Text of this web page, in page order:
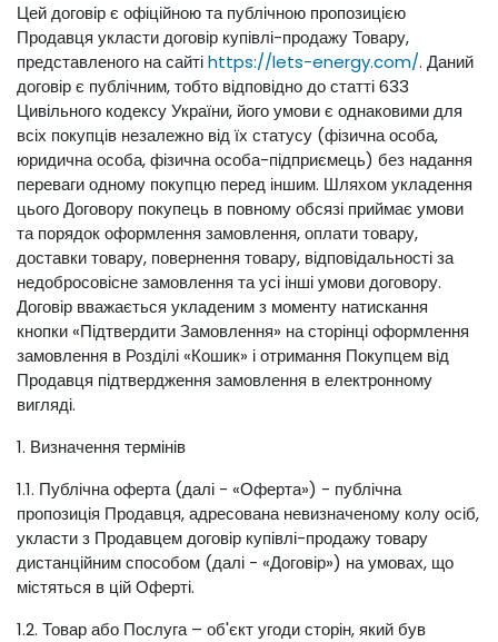
Цей договір є офіційною та публічною пропозицією
Продавця укласти договір купівлі-продажу Товару,
представленого на сайтіhttps://lets-energy.com/. Даний
договір є публічним, тобто відповідно до статті 633
Цивільного кодексу України, його умови є однаковими для
всіх покупців незалежно від їх статусу (фізична особа,
юридична особа, фізична особа-підприємець) без надання
переваги одному покупцю перед іншим. Шляхом укладення
цього Договору покупець в повному обсязі приймає умови
та порядок оформлення замовлення, оплати товару,
доставки товару, повернення товару, відповідальності за
недобросовісне замовлення та усі інші умови договору.
Договір вважається укладеним з моменту натискання
кнопки «Підтвердити Замовлення» на сторінці оформлення
замовлення в Розділі «Кошик» і отримання Покупцем від
Продавця підтвердження замовлення в електронному
вигляді.
1. Визначення термінів
1.1. Публічна оферта (далі - «Оферта») - публічна
пропозиція Продавця, адресована невизначеному колу осіб,
укласти з Продавцем договір купівлі-продажу товару
дистанційним способом (далі - «Договір») на умовах, що
містяться в цій Оферті.
1.2. Товар або Послуга – об'єкт угоди сторін, який був